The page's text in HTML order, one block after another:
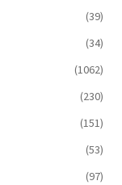
(39)
(34)
(1062)
(230)
(151)
(53)
(97)